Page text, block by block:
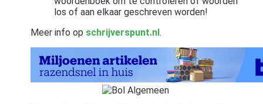
los of aan elkaar geschreven worden!
Meer info op schrijverspunt.nl.